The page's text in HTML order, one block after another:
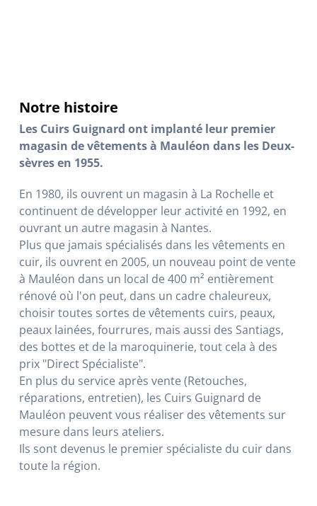
Notre histoire
Les Cuirs Guignard ont implanté leur premier
magasin de vêtements à Mauléon dans les Deux-
sèvres en 1955.
En 1980, ils ouvrent un magasin à La Rochelle et
continuent de développer leur activité en 1992, en
ouvrant un autre magasin à Nantes.
Plus que jamais spécialisés dans les vêtements en
cuir, ils ouvrent en 2005, un nouveau point de vente
à Mauléon dans un local de 400 m² entièrement
rénové où l'on peut, dans un cadre chaleureux,
choisir toutes sortes de vêtements cuirs, peaux,
peaux lainées, fourrures, mais aussi des Santiags,
des bottes et de la maroquinerie, tout cela à des
prix "Direct Spécialiste".
En plus du service après vente (Retouches,
réparations, entretien), les Cuirs Guignard de
Mauléon peuvent vous réaliser des vêtements sur
mesure dans leurs ateliers.
Ils sont devenus le premier spécialiste du cuir dans
toute la région.